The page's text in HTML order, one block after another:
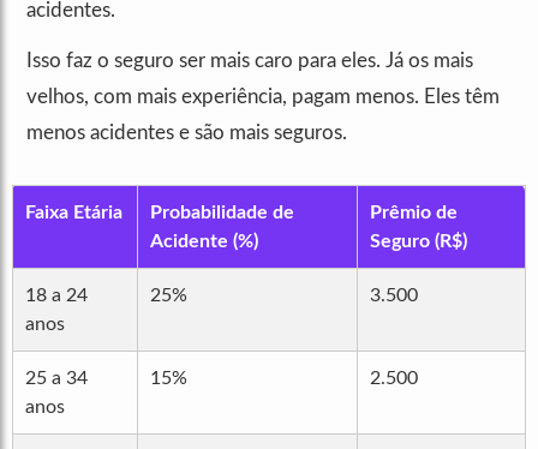
acidentes.
Isso faz o seguro ser mais caro para eles. Já os mais
velhos, com mais experiência, pagam menos. Eles têm
menos acidentes e são mais seguros.
Faixa Etária
Probabilidade de
Acidente (%)
Prêmio de
Seguro (R$)
18 a 24
anos
25% 3.500
25 a 34
anos
15% 2.500